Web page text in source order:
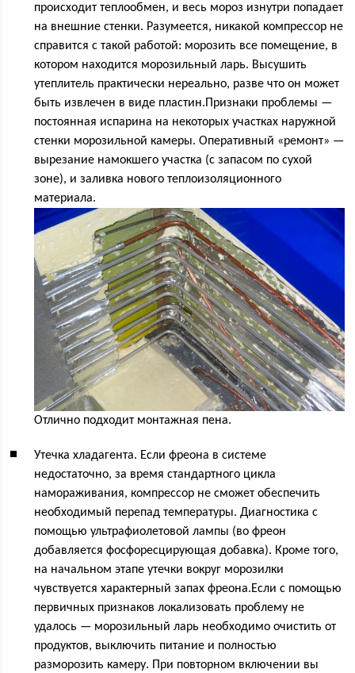
происходит теплообмен, и весь мороз изнутри попадает
на внешние стенки. Разумеется, никакой компрессор не
справится с такой работой: морозить все помещение, в
котором находится морозильный ларь. Высушить
утеплитель практически нереально, разве что он может
быть извлечен в виде пластин.Признаки проблемы —
постоянная испарина на некоторых участках наружной
стенки морозильной камеры. Оперативный «ремонт» —
вырезание намокшего участка (с запасом по сухой
зоне), и заливка нового теплоизоляционного
материала.
Отлично подходит монтажная пена.
Утечка хладагента. Если фреона в системе
недостаточно, за время стандартного цикла
намораживания, компрессор не сможет обеспечить
необходимый перепад температуры. Диагностика с
помощью ультрафиолетовой лампы (во фреон
добавляется фосфоресцирующая добавка). Кроме того,
на начальном этапе утечки вокруг морозилки
чувствуется характерный запах фреона.Если с помощью
первичных признаков локализовать проблему не
удалось — морозильный ларь необходимо очистить от
продуктов, выключить питание и полностью
разморозить камеру. При повторном включении вы